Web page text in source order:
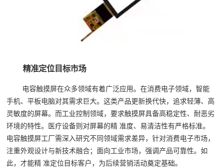
精准定位目标市场
电容触摸屏在众多领域有着广泛应用。在消费电子领域，智能
手机、平板电脑对其需求巨大。这类产品更新换代快，追求轻薄、高
灵敏度的屏幕。而工业控制领域，要求触摸屏具备高稳定性、耐恶劣
环境的特性。医疗设备则对屏幕的精 准度、易清洁性有严格标准。
电容触摸屏工厂需深入研究不同领域需求差异，针对消费电子市场，
注重外观设计与新技术融合；面向工业市场，强调产品可靠性。如
此，才能精 准定位目标客户，为后续营销活动奠定基础。